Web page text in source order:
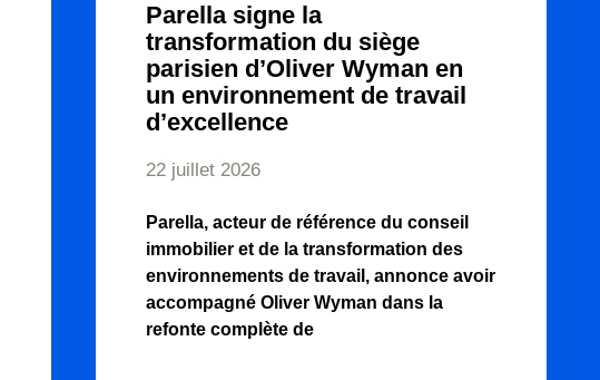
Parella signe la
transformation du siège
parisien d’Oliver Wyman en
un environnement de travail
d’excellence
22 juillet 2026
Parella, acteur de référence du conseil
immobilier et de la transformation des
environnements de travail, annonce avoir
accompagné Oliver Wyman dans la
refonte complète de